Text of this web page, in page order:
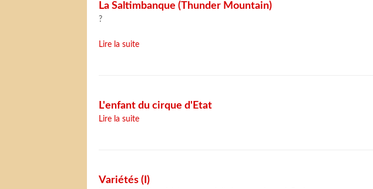
La Saltimbanque (Thunder Mountain)
?
Lire la suite
L'enfant du cirque d'Etat
Lire la suite
Variétés (I)